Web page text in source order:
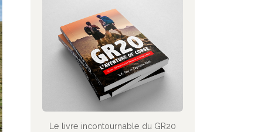
Le livre incontournable du GR20